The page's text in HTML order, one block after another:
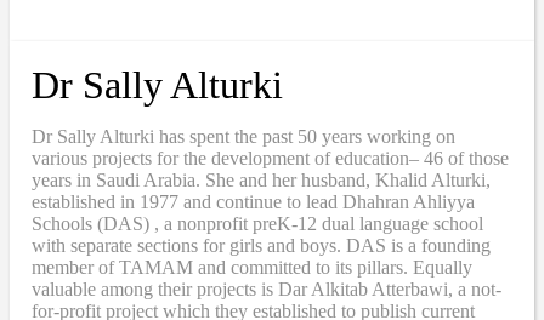
Dr Sally Alturki
Dr Sally Alturki has spent the past 50 years working on
various projects for the development of education– 46 of those
years in Saudi Arabia. She and her husband, Khalid Alturki,
established in 1977 and continue to lead Dhahran Ahliyya
Schools (DAS) , a nonprofit preK-12 dual language school
with separate sections for girls and boys. DAS is a founding
member of TAMAM and committed to its pillars. Equally
valuable among their projects is Dar Alkitab Atterbawi, a not-
for-profit project which they established to publish current